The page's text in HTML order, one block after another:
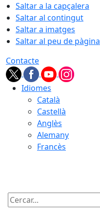
Saltar a la capçalera
Saltar al contingut
Saltar a imatges
Saltar al peu de pàgina
Contacte
Idiomes
Català
Castellà
Anglès
Alemany
Francès
Cercar: